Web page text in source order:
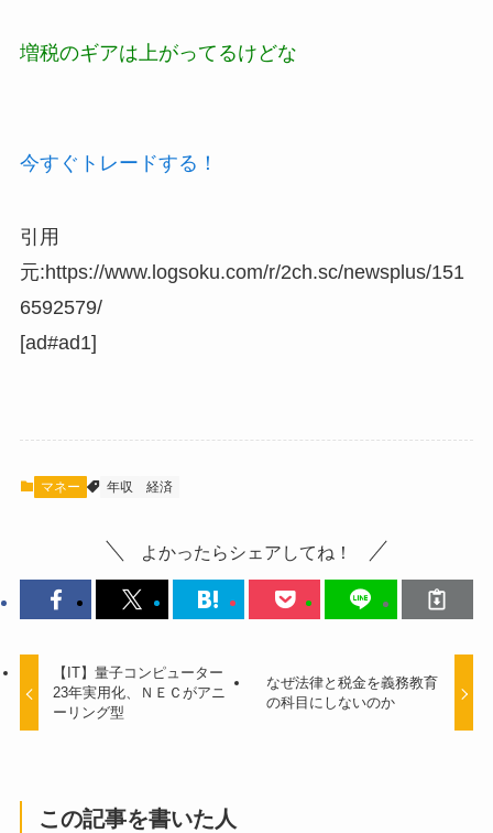
増税のギアは上がってるけどな
今すぐトレードする！
引用
元:https://www.logsoku.com/r/2ch.sc/newsplus/151
6592579/
[ad#ad1]
マネー 年収 経済
よかったらシェアしてね！
【IT】量子コンピューター
23年実用化、ＮＥＣがアニ
ーリング型
なぜ法律と税金を義務教育
の科目にしないのか
この記事を書いた人